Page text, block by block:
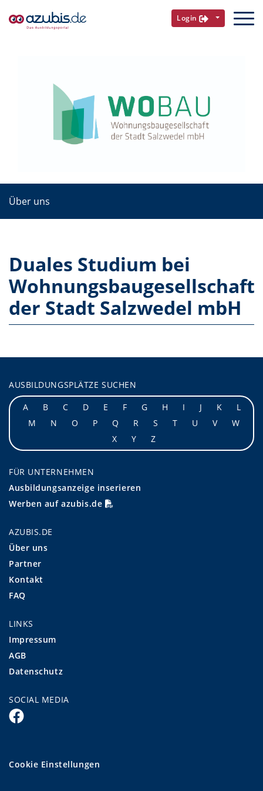
Login
Über uns
Duales Studium bei
Wohnungsbaugesellschaft
der Stadt Salzwedel mbH
AUSBILDUNGSPLÄTZE SUCHEN
A
B C D E F G H I J K
L
M
N O P Q R S T U V
W
X
Y Z
FÜR UNTERNEHMEN
Ausbildungsanzeige inserieren
Werben auf azubis.de
AZUBIS.DE
Über uns
Partner
Kontakt
FAQ
LINKS
Impressum
AGB
Datenschutz
SOCIAL MEDIA
Cookie Einstellungen